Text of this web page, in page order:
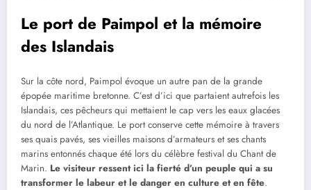
Le port de Paimpol et la mémoire
des Islandais
Sur la côte nord, Paimpol évoque un autre pan de la grande
épopée maritime bretonne. C’est d’ici que partaient autrefois les
Islandais, ces pêcheurs qui mettaient le cap vers les eaux glacées
du nord de l’Atlantique. Le port conserve cette mémoire à travers
ses quais pavés, ses vieilles maisons d’armateurs et ses chants
marins entonnés chaque été lors du célèbre festival du Chant de
Marin. Le visiteur ressent ici la fierté d’un peuple qui a su
transformer le labeur et le danger en culture et en fête.